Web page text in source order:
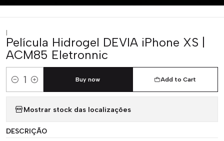
|
Película Hidrogel DEVIA iPhone XS |
ACM85 Eletronnic
Quantity
Add to Cart
Buy now
Mostrar stock das localizações
DESCRIÇÃO